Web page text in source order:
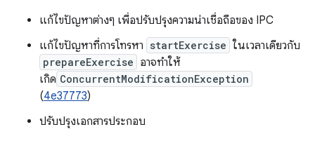
แก้ไขปัญหาต่างๆ เพื่อปรับปรุงความน่าเชื่อถือของ IPC
แก้ไขปัญหาที่การโทรหา startExercise ในเวลาเดียวกับ
prepareExercise อาจทำให้
เกิด ConcurrentModificationException
(4e37773)
ปรับปรุงเอกสารประกอบ